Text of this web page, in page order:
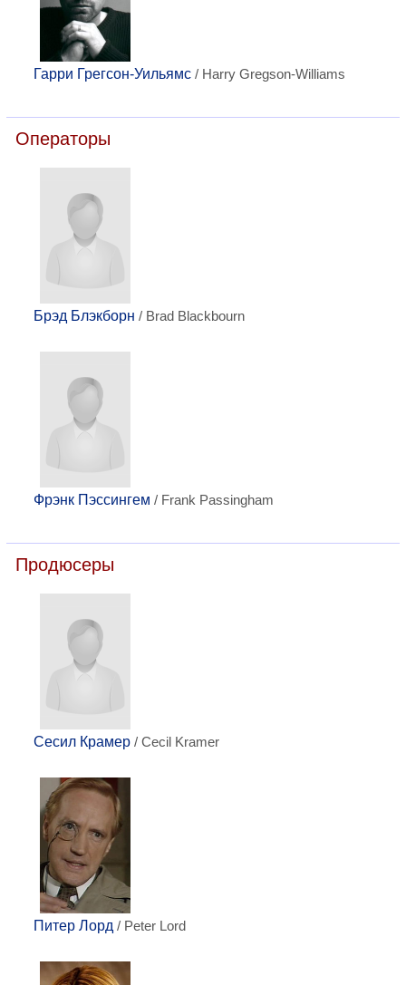
Гарри Грегсон-Уильямс / Harry Gregson-Williams
Операторы
Брэд Блэкборн / Brad Blackbourn
Фрэнк Пэссингем / Frank Passingham
Продюсеры
Сесил Крамер / Cecil Kramer
Питер Лорд / Peter Lord